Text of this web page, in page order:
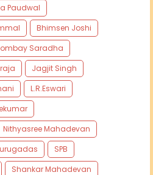
Paudwal
Bhimsen Joshi
Saradha
Jagjit Singh
L.R.Eswari
Nithyasree Mahadevan
SPB
Shankar Mahadevan